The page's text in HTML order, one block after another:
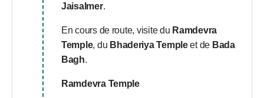
Jaisalmer.
En cours de route, visite du Ramdevra
Temple, du Bhaderiya Templeet de Bada
Bagh.
Ramdevra Temple